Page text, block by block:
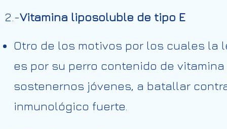
2.-Vitamina liposoluble de tipo E
Otro de los motivos por los cuales la
es por su perro contenido de
sostenernos jóvenes, a batallar
inmunológico fuerte.